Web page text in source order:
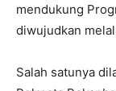
mendukung
diwujudkan
Salah satunya